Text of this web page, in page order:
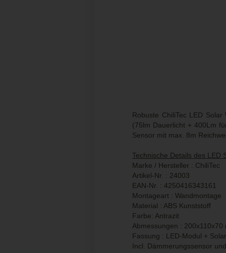
Robuste ChiliTec LED
(75lm Dauerlicht + 400Lm
Sensor mit max. 8m
Technische Details des LED
Marke / Hersteller : ChiliTec
Artikel-Nr. : 24003
EAN-Nr. : 4250416343161
Montageart : Wandmontage
Material : ABS Kunststoff
Farbe: Antrazit
Abmessungen : 200x110x70
Fassung : LED-Modul +
Incl. Dämmerungssensor